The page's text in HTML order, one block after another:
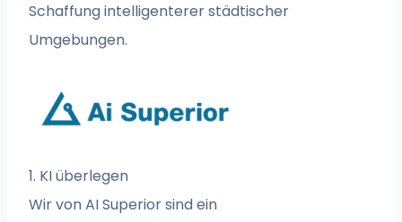
Schaffung intelligenterer städtischer
Umgebungen.
1. KI überlegen
Wir von AI Superior sind ein